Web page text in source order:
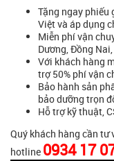
Tặng ngay phiếu
Việt và áp dụng
Miễn phí vận
Dương, Đồng
Với khách hàng
trợ 50% phí vận
Bảo hành sản
bảo dưỡng trọn
Hỗ trợ kỹ thuật,
Quý khách hàng cần tư
hotline 0934 17